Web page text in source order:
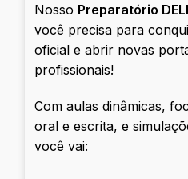
Nosso Preparatório
você precisa para
oficial e abrir novas
profissionais!
Com aulas dinâmicas,
oral e escrita, e
você vai: